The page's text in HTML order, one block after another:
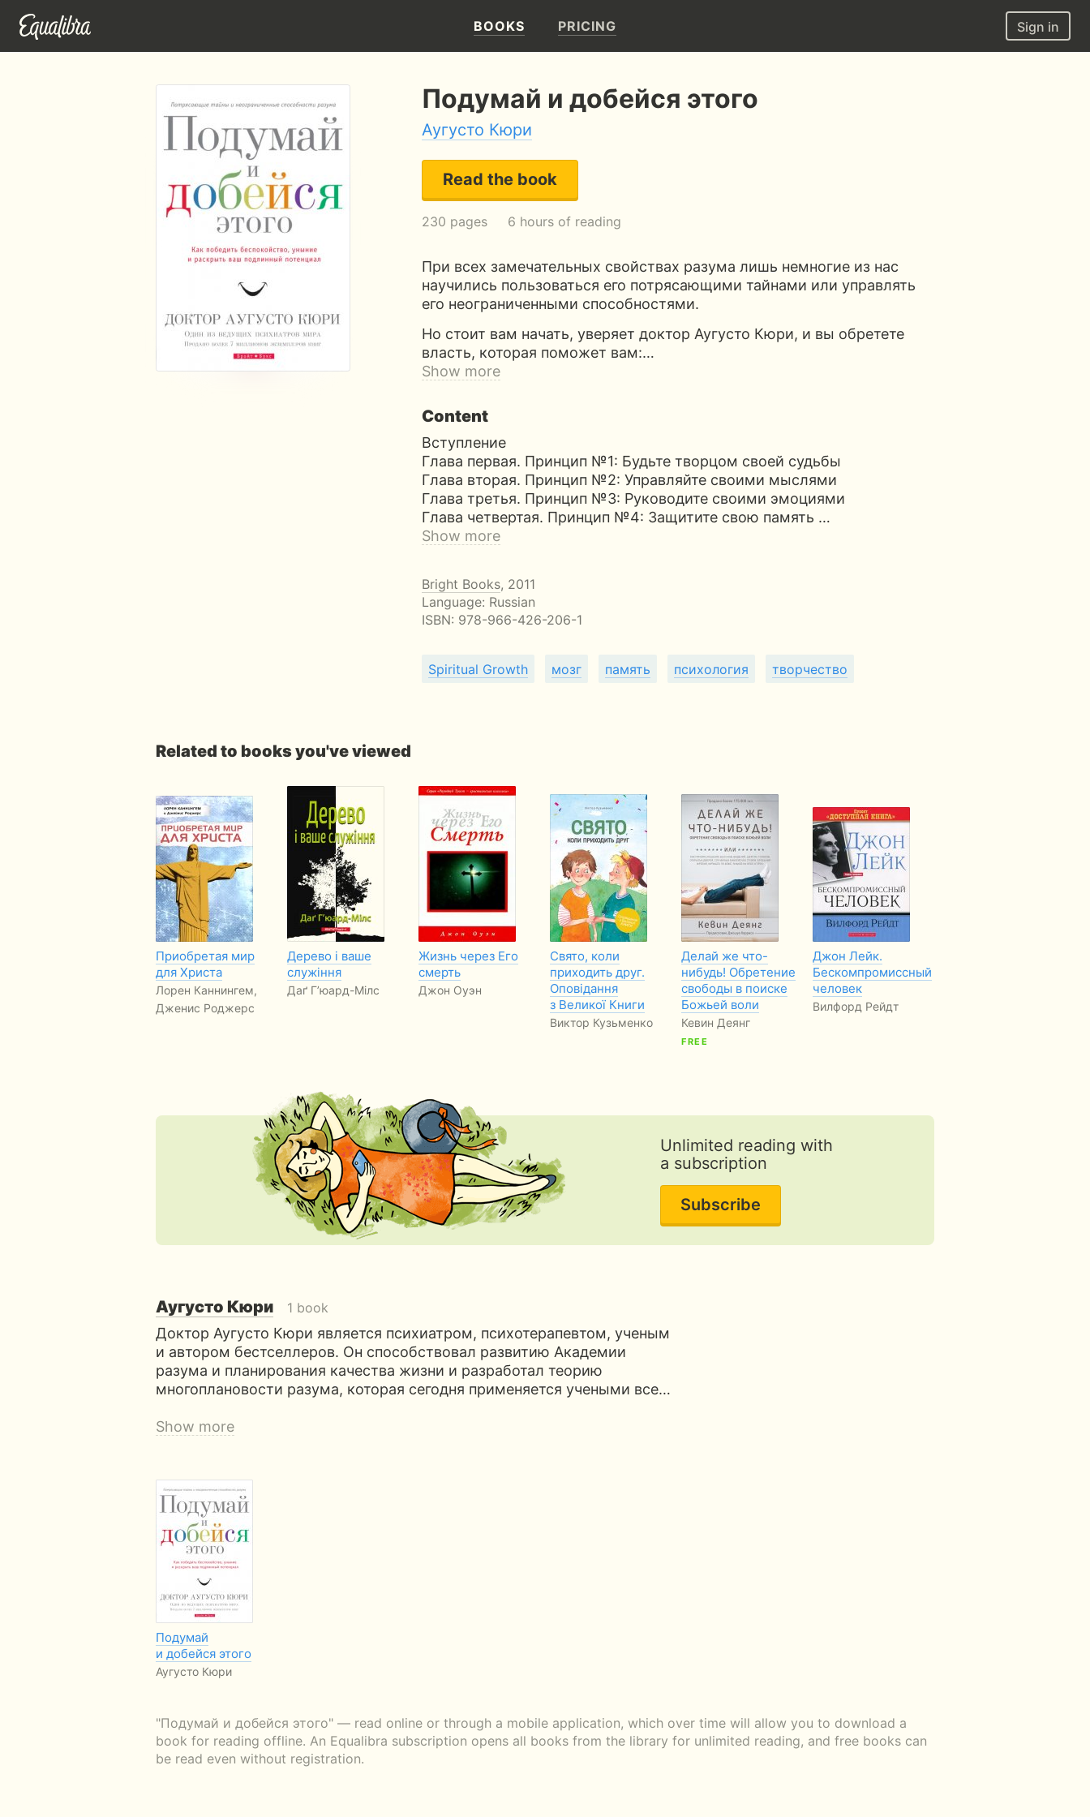
BOOKS PRICING Sign in
Подумай и добейся этого
Аугусто Кюри
Read the book
230 pages 6 hours of reading
При всех замечательных свойствах разума лишь немногие из нас
научились пользоваться его потрясающими тайнами или управлять
его неограниченными способностями.
Но стоит вам начать, уверяет доктор Аугусто Кюри, и вы обретете
власть, которая поможет вам:…
Show more
Content
Вступление
Глава первая. Принцип №1: Будьте творцом своей судьбы
Глава вторая. Принцип №2: Управляйте своими мыслями
Глава третья. Принцип №3: Руководите своими эмоциями
Глава четвертая. Принцип №4: Защитите свою память …
Show more
Bright Books, 2011
Language: Russian
ISBN: 978-966-426-206-1
Spiritual Growth мозг память психология творчество
Related to books you've viewed
Приобретая мир
для Христа
Лорен Каннингем,
Дженис Роджерс
Дерево і ваше
служіння
Даґ Г’юард-Мілс
Жизнь через Его
смерть
Джон Оуэн
Свято, коли
приходить друг.
Оповідання
з Великої Книги
Виктор Кузьменко
Делай же что-
нибудь! Обретение
свободы в поиске
Божьей воли
Кевин Деянг
FREE
Джон Лейк.
Бескомпромиссный
человек
Вилфорд Рейдт
Unlimited reading with
a subscription
Subscribe
Аугусто Кюри 1 book
Доктор Аугусто Кюри является психиатром, психотерапевтом, ученым
и автором бестселлеров. Он способствовал развитию Академии
разума и планирования качества жизни и разработал теорию
многоплановости разума, которая сегодня применяется учеными все…
Show more
Подумай
и добейся этого
Аугусто Кюри
"Подумай и добейся этого" — read online or through a mobile application, which over time will allow you to download a
book for reading offline. An Equalibra subscription opens all books from the library for unlimited reading, and free books can
be read even without registration.